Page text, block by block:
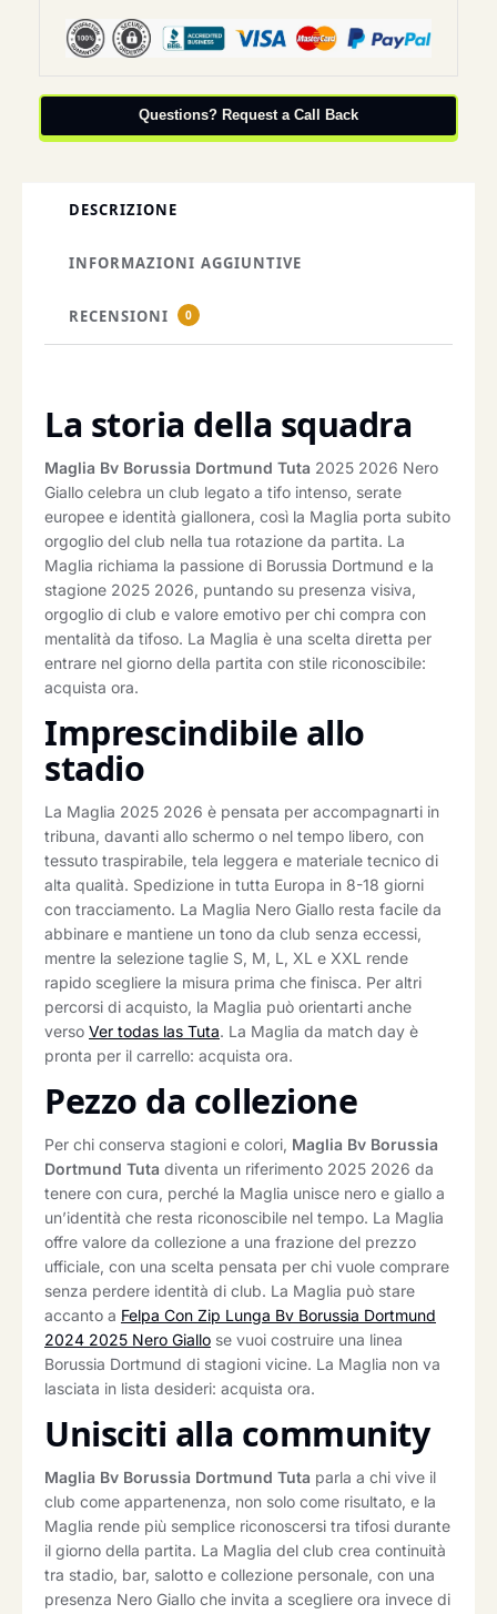
Questions? Request a Call Back
DESCRIZIONE
INFORMAZIONI AGGIUNTIVE
RECENSIONI 0
La storia della squadra
Maglia Bv Borussia Dortmund Tuta 2025 2026 Nero
Giallo celebra un club legato a tifo intenso, serate
europee e identità giallonera, così la Maglia porta subito
orgoglio del club nella tua rotazione da partita. La
Maglia richiama la passione di Borussia Dortmund e la
stagione 2025 2026, puntando su presenza visiva,
orgoglio di club e valore emotivo per chi compra con
mentalità da tifoso. La Maglia è una scelta diretta per
entrare nel giorno della partita con stile riconoscibile:
acquista ora.
Imprescindibile allo
stadio
La Maglia 2025 2026 è pensata per accompagnarti in
tribuna, davanti allo schermo o nel tempo libero, con
tessuto traspirabile, tela leggera e materiale tecnico di
alta qualità. Spedizione in tutta Europa in 8-18 giorni
con tracciamento. La Maglia Nero Giallo resta facile da
abbinare e mantiene un tono da club senza eccessi,
mentre la selezione taglie S, M, L, XL e XXL rende
rapido scegliere la misura prima che finisca. Per altri
percorsi di acquisto, la Maglia può orientarti anche
verso Ver todas las Tuta. La Maglia da match day è
pronta per il carrello: acquista ora.
Pezzo da collezione
Per chi conserva stagioni e colori, Maglia Bv Borussia
Dortmund Tuta diventa un riferimento 2025 2026 da
tenere con cura, perché la Maglia unisce nero e giallo a
un’identità che resta riconoscibile nel tempo. La Maglia
offre valore da collezione a una frazione del prezzo
ufficiale, con una scelta pensata per chi vuole comprare
senza perdere identità di club. La Maglia può stare
accanto a Felpa Con Zip Lunga Bv Borussia Dortmund
2024 2025 Nero Giallo se vuoi costruire una linea
Borussia Dortmund di stagioni vicine. La Maglia non va
lasciata in lista desideri: acquista ora.
Unisciti alla community
Maglia Bv Borussia Dortmund Tuta parla a chi vive il
club come appartenenza, non solo come risultato, e la
Maglia rende più semplice riconoscersi tra tifosi durante
il giorno della partita. La Maglia del club crea continuità
tra stadio, bar, salotto e collezione personale, con una
presenza Nero Giallo che invita a scegliere ora invece di